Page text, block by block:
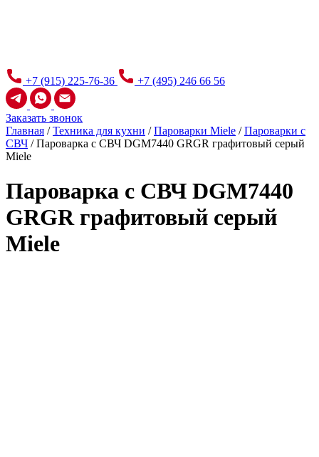
+7 (915) 225-76-36 +7 (495) 246 66 56
Заказать звонок
Главная /Техника для кухни /Пароварки Miele /Пароварки с
СВЧ /Пароварка с СВЧ DGM7440 GRGR графитовый серый
Miele
Пароварка с СВЧ DGM7440
GRGR графитовый серый
Miele